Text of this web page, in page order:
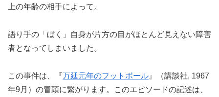
上の年齢の相手によって。
語り手の「ぼく」自身が片方の目がほとんど見えない障害
者となってしまいました。
この事件は、『万延元年のフットボール 』（講談社, 1967
年9月）の冒頭に繋がります。このエピソードの記述は、